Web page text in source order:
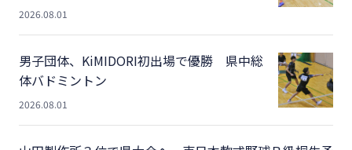
2026.08.01
男子団体、KiMIDORI初出場で優勝 県中総
体バドミントン
2026.08.01